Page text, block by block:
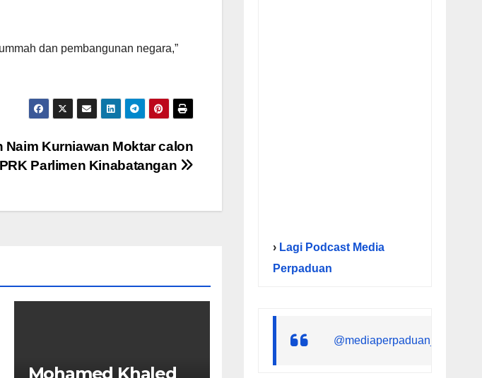
dan pembangunan negara,”
Naim Kurniawan Moktar calon
PRK Parlimen Kinabatangan
Mohamed Khaled
›Lagi Podcast Media
Perpaduan
@mediaperpaduan_